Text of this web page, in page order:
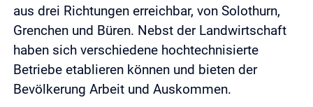
aus drei Richtungen erreichbar, von Solothurn,
Grenchen und Büren. Nebst der Landwirtschaft
haben sich verschiedene hochtechnisierte
Betriebe etablieren können und bieten der
Bevölkerung Arbeit und Auskommen.